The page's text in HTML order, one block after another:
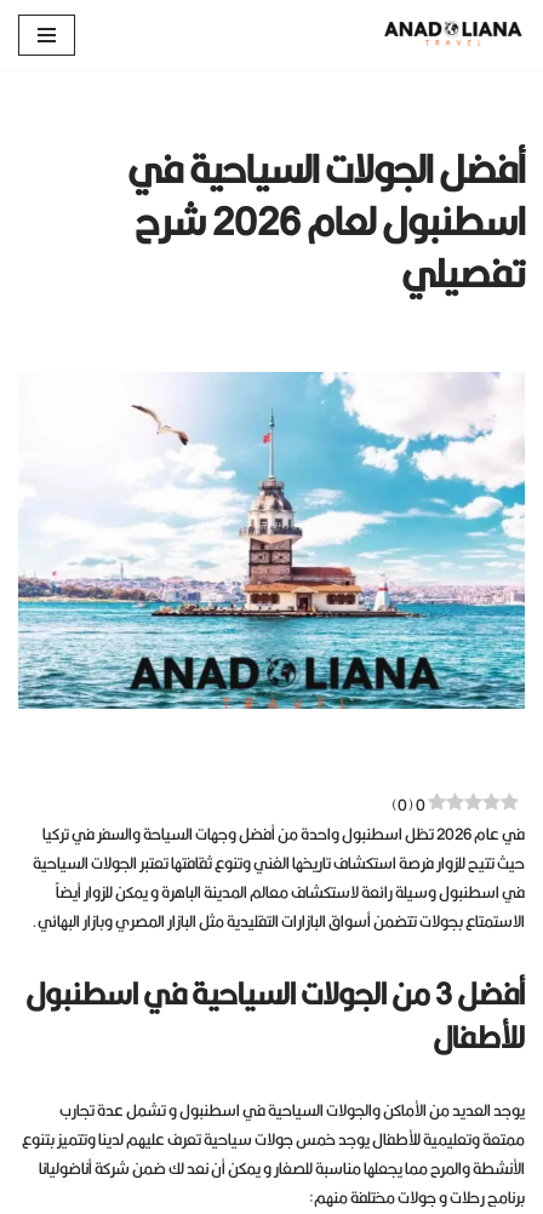
أفضل الجولات السياحية في
اسطنبول لعام 2026 شرح
تفصيلي
0
(
0
)
في عام 2026 تظل اسطنبول واحدة من أفضل وجهات السياحة والسفر في تركيا
حيث تتيح للزوار فرصة استكشاف تاريخها الغني وتنوع ثقافتها تعتبر الجولات السياحية
في اسطنبول وسيلة رائعة لاستكشاف معالم المدينة الباهرة و يمكن للزوار أيضاً
الاستمتاع بجولات تتضمن أسواق البازارات التقليدية مثل البازار المصري وبازار البهائي.
أفضل 3 من الجولات السياحية في اسطنبول
للأطفال
يوجد العديد من الأماكن والجولات السياحية في اسطنبول و تشمل عدة تجارب
ممتعة وتعليمية للأطفال يوجد خمس جولات سياحية تعرف عليهم لدينا وتتميز بتنوع
الأنشطة والمرح مما يجعلها مناسبة للصغار و يمكن أن نعد لك ضمن شركة أناضوليانا
برنامج رحلات و جولات مختلفة منهم: